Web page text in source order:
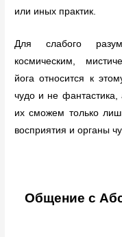
или иных практик.
Для слабого
космическим,
йога относится к
чудо и не
их сможем только
восприятия и органы
Общение с